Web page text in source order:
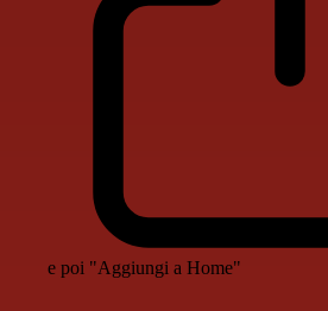
e poi "Aggiungi a Home"